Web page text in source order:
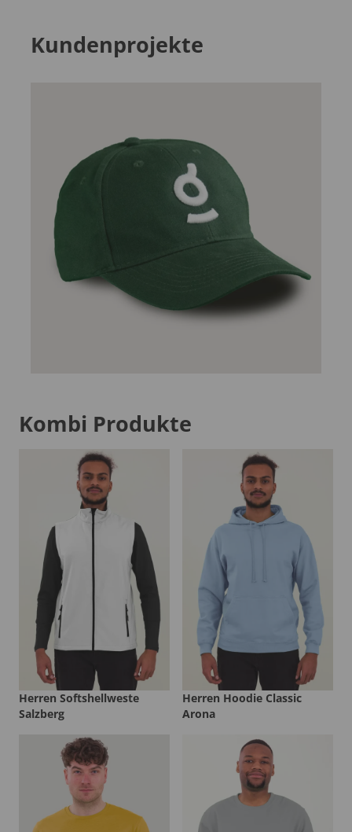
Kundenprojekte
Kombi Produkte
Herren Softshellweste
Salzberg
Herren Hoodie Classic
Arona